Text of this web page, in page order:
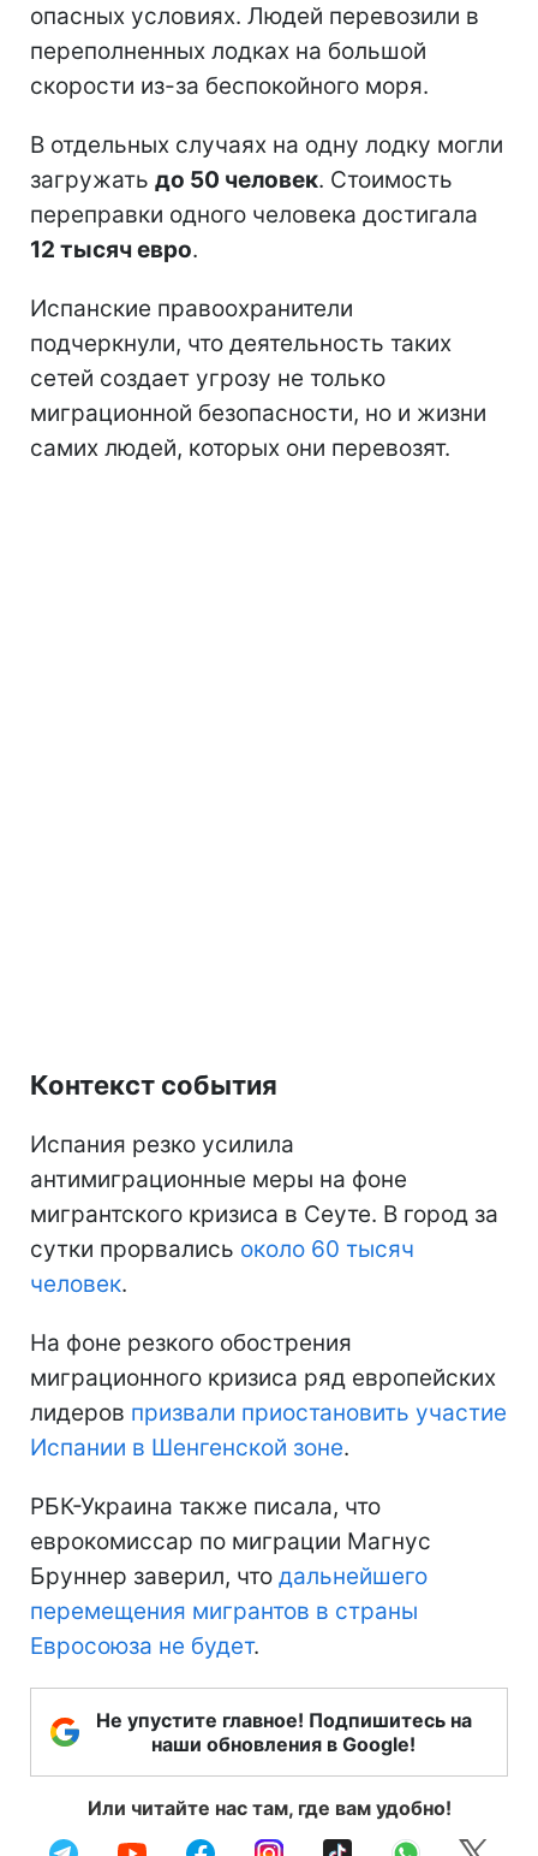
опасных условиях. Людей перевозили в
переполненных лодках на большой
скорости из-за беспокойного моря.
В отдельных случаях на одну лодку могли
загружать до 50 человек. Стоимость
переправки одного человека достигала
12 тысяч евро.
Испанские правоохранители
подчеркнули, что деятельность таких
сетей создает угрозу не только
миграционной безопасности, но и жизни
самих людей, которых они перевозят.
Контекст события
Испания резко усилила
антимиграционные меры на фоне
мигрантского кризиса в Сеуте. В город за
сутки прорвались около 60 тысяч
человек.
На фоне резкого обострения
миграционного кризиса ряд европейских
лидеров призвали приостановить участие
Испании в Шенгенской зоне.
РБК-Украина также писала, что
еврокомиссар по миграции Магнус
Бруннер заверил, что дальнейшего
перемещения мигрантов в страны
Евросоюза не будет.
Не упустите главное! Подпишитесь на
наши обновления в Google!
Или читайте нас там, где вам удобно!